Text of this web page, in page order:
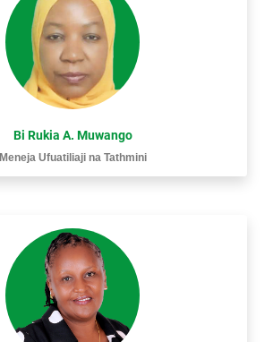
Bi Rukia A. Muwango
Meneja Ufuatiliaji na Tathmini